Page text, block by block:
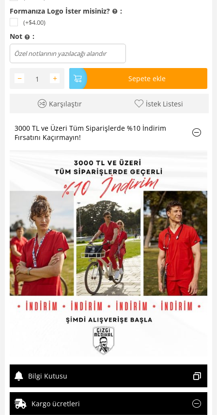
Formanıza Logo İster misiniz? :
(+$4.00)
Dosya yükle
Not :
+
− Sepete ekle
Karşılaştır İstek Listesi
3000 TL ve Üzeri Tüm Siparişlerde %10 İndirim
Fırsatını Kaçırmayın!
Bilgi Kutusu
Kargo ücretleri